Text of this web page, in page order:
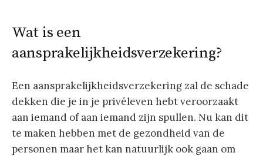
Wat is een
aansprakelijkheidsverzekering?
Een aansprakelijkheidsverzekering zal de schade
dekken die je in je privéleven hebt veroorzaakt
aan iemand of aan iemand zijn spullen. Nu kan dit
te maken hebben met de gezondheid van de
personen maar het kan natuurlijk ook gaan om